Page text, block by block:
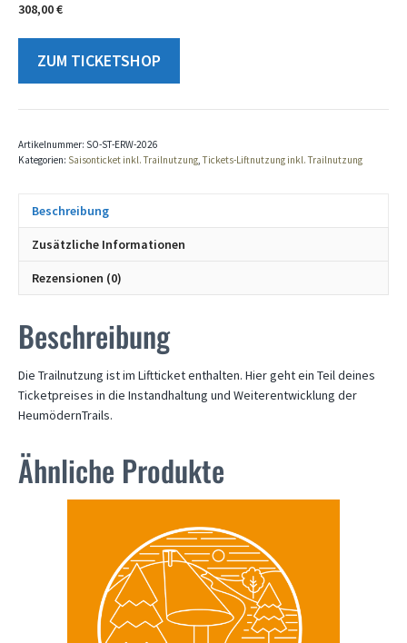
308,00€
ZUM TICKETSHOP
Artikelnummer: SO-ST-ERW-2026
Kategorien: Saisonticket inkl. Trailnutzung,Tickets-Liftnutzung inkl. Trailnutzung
Beschreibung
Zusätzliche Informationen
Rezensionen (0)
Beschreibung
Die Trailnutzung ist im Liftticket enthalten. Hier geht ein Teil deines
Ticketpreises in die Instandhaltung und Weiterentwicklung der
HeumödernTrails.
Ähnliche Produkte